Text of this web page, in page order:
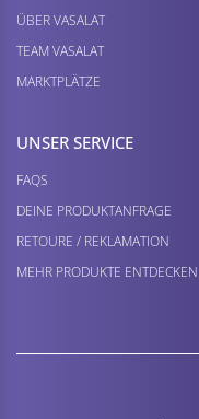
ÜBER VASALAT
TEAM VASALAT
MARKTPLÄTZE
UNSER SERVICE
FAQS
DEINE PRODUKTANFRAGE
RETOURE / REKLAMATION
MEHR PRODUKTE ENTDECKEN